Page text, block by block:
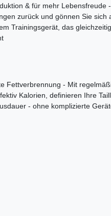
& für mehr Lebensfreude
zurück und gönnen Sie sich
Trainingsgerät, das
Fettverbrennung - Mit
Kalorien, definieren Ihre
- ohne komplizierte